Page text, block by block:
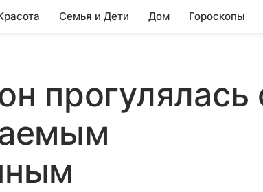
Семья и Дети Дом Гороскопы
прогулялась